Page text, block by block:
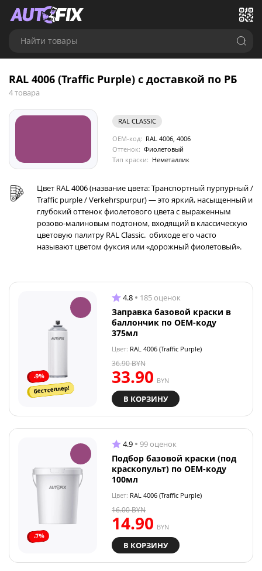
Найти товары
RAL 4006 (Traffic Purple) с доставкой по РБ
4 товара
RAL CLASSIC
OEM-код: RAL 4006, 4006
Оттенок: Фиолетовый
Тип краски: Неметаллик
Цвет RAL 4006 (название цвета: Транспортный пурпурный /
Traffic purple / Verkehrspurpur) — это яркий, насыщенный и
глубокий оттенок фиолетового цвета с выраженным
розово-малиновым подтоном, входящий в классическую
цветовую палитру RAL Classic. обиходе его часто
называют цветом фуксия или «дорожный фиолетовый».
-9%
бестселлер!
4.8 185 оценок
Заправка базовой краски в
баллончик по OEM-коду
375мл
Цвет: RAL 4006 (Traffic Purple)
33.90 BYN
36.90BYN
В КОРЗИНУ
-7%
4.9 99 оценок
Подбор базовой краски (под
краскопульт) по OEM-коду
100мл
Цвет: RAL 4006 (Traffic Purple)
14.90 BYN
16.00BYN
В КОРЗИНУ